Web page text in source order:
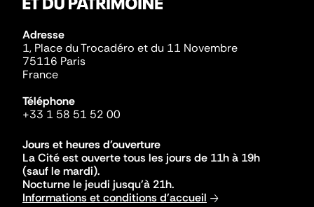
Adresse
1, Place du Trocadéro et du 11 Novembre
75116 Paris
France
Téléphone
+33 1 58 51 52 00
Jours et heures d'ouverture
La Cité est ouverte tous les jours de 11h à 19h
(sauf le mardi).
Nocturne le jeudi jusqu'à 21h.
Informations et conditions d'accueil